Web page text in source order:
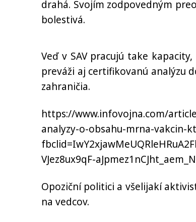
drahá. Svojím zodpovedným
bolestivá.
Veď v SAV pracujú take
preváži aj certifikovanú analýzu
zahraničia.
https://www.infovojna.com/
analyzy-o-obsahu-mrna-vakcin-
VJez8ux9qF-
Opoziční politici a všelijakí
na vedcov.